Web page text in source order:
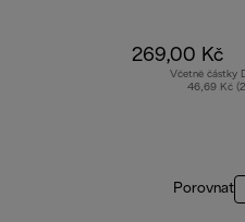
269,00 Kč
Včetně částky
46,69 Kč
Porovnat